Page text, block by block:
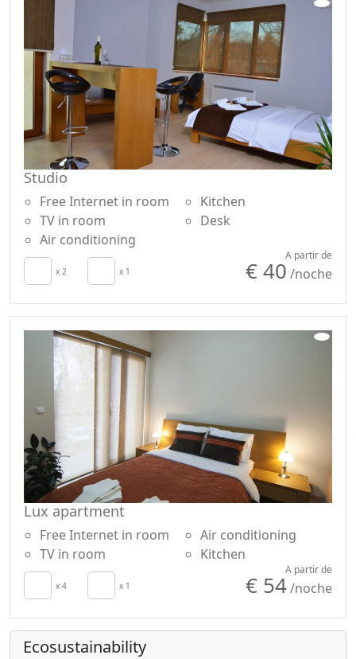
Studio
Free Internet in room
TV in room
Air conditioning
Kitchen
Desk
x 2 x 1
A partir de
€ 40 /noche
Lux apartment
Free Internet in room
TV in room
Air conditioning
Kitchen
x 4 x 1
A partir de
€ 54/noche
Ecosustainability